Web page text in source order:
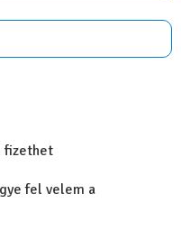
fizethet
fel velem a